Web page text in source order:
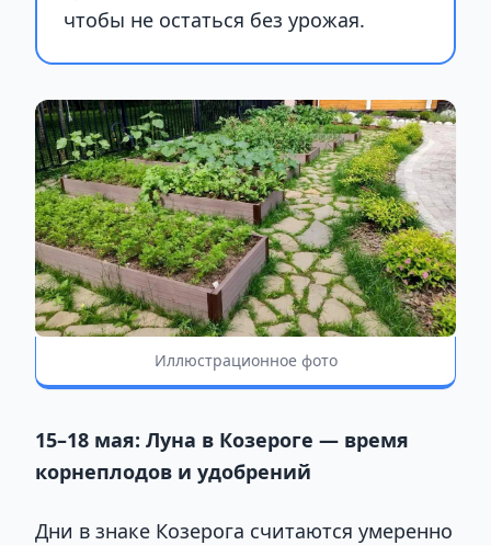
чтобы не остаться без урожая.
Иллюстрационное фото
15–18 мая: Луна в Козероге — время
корнеплодов и удобрений
Дни в знаке Козерога считаются умеренно